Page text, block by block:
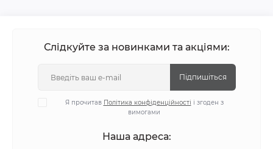
Слідкуйте за новинками та акціями:
Підпишіться
Я прочитав Політика конфіденційності і згоден з
вимогами
Наша адреса: